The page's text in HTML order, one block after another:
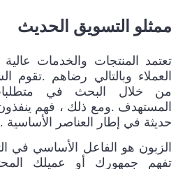
ممثلو التسويق الحديث
تعتمد المنتجات والخدمات
العملاء وبالتالي رضاهم .تقوم
من خلال البحث في
المستهدف .ومع ذلك ، فهم
حديثة في إطار العناصر الأساسية .
الزبون هو الفاعل الأساسي في
تفهم جمهورك أو عميلك